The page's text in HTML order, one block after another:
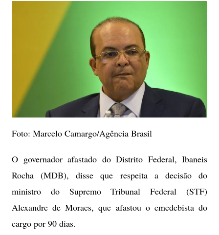
Foto: Marcelo Camargo/Agência Brasil
O governador afastado do Distrito Federal, Ibaneis
Rocha (MDB), disse que respeita a decisão do
ministro do Supremo Tribunal Federal (STF)
Alexandre de Moraes, que afastou o emedebista do
cargo por 90 dias.